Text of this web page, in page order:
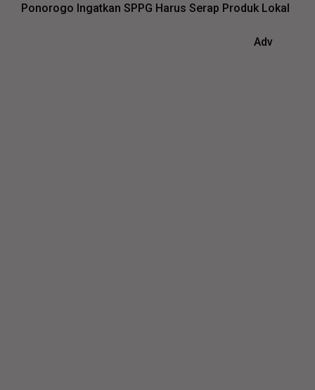
Ponorogo Ingatkan SPPG Harus Serap Produk Lokal
Adv